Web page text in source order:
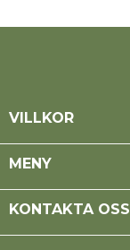
VILLKOR
MENY
KONTAKTA OSS